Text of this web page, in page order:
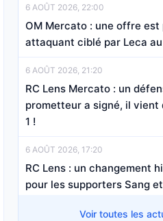
6 AOÛT 2026, 22:00
OM Mercato : une offre est
attaquant ciblé par Leca au
6 AOÛT 2026, 21:20
RC Lens Mercato : un
prometteur a signé, il vient
1 !
6 AOÛT 2026, 17:20
RC Lens : un changement
pour les supporters Sang
6 AOÛT 2026, 16:20Voir toutes les